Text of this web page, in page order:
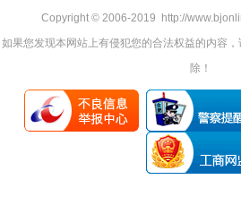
Copyright © 2006-2019 http://
如果您发现本网站上有侵犯您的合法权益的内容
除！